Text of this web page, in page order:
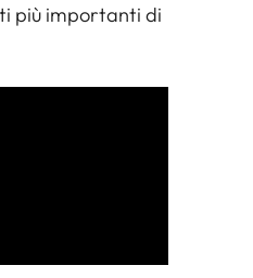
più importanti di